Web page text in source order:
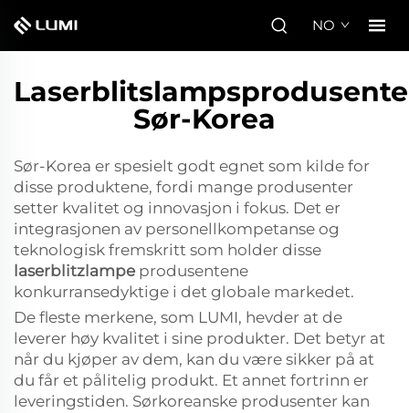
NO
Sør-Korea
Sør-Korea er spesielt godt egnet som kilde for
disse produktene, fordi mange produsenter
setter kvalitet og innovasjon i fokus. Det er
integrasjonen av personellkompetanse og
teknologisk fremskritt som holder disse
laserblitzlampe produsentene
konkurransedyktige i det globale markedet.
De fleste merkene, som LUMI, hevder at de
leverer høy kvalitet i sine produkter. Det betyr at
når du kjøper av dem, kan du være sikker på at
du får et pålitelig produkt. Et annet fortrinn er
leveringstiden. Sørkoreanske produsenter kan